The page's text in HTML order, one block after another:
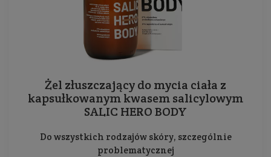
Żel złuszczający do mycia ciała z
kapsułkowanym kwasem salicylowym
SALIC HERO BODY
Do wszystkich rodzajów skóry, szczególnie
problematycznej